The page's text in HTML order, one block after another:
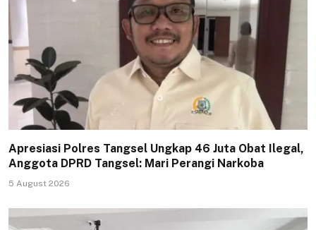
Apresiasi Polres Tangsel Ungkap 46 Juta Obat Ilegal,
Anggota DPRD Tangsel: Mari Perangi Narkoba
5 August 2026